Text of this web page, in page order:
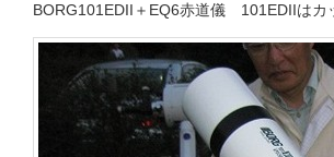
BORG101EDII＋EQ6赤道儀 101EDIIはカ